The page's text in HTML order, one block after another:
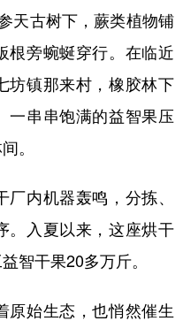
量子 体育
健康 军事
古树下，蕨类植物铺
根旁蜿蜒穿行。在临近
坊镇那来村，橡胶林下
一串串饱满的益智果压
。
内机器轰鸣，分拣、
。入夏以来，这座烘干
智干果20多万斤。
始生态，也悄然催生